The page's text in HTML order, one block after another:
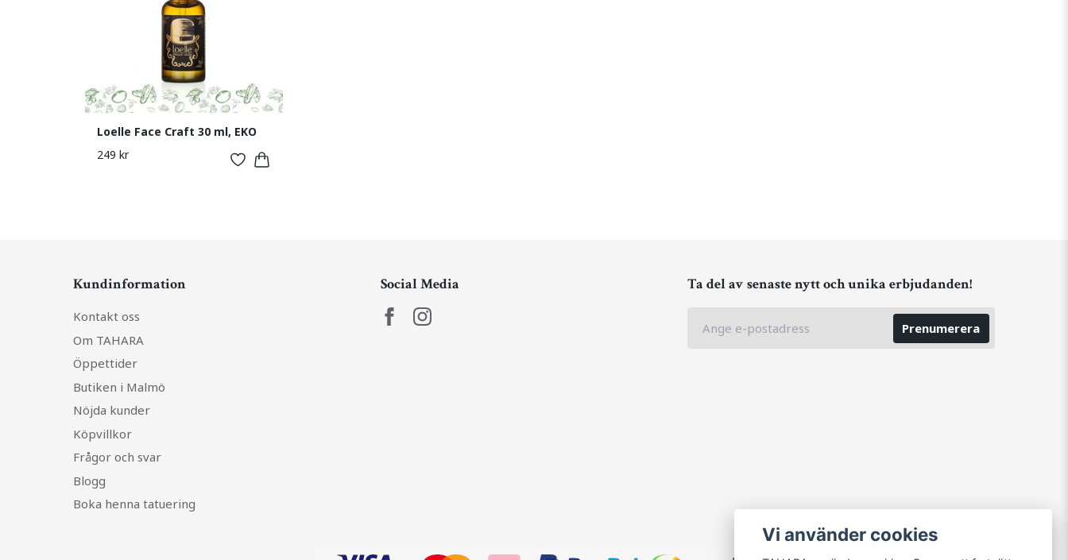
Loelle Face Craft 30 ml, EKO
249 kr
Kundinformation
Kontakt oss
Om TAHARA
Öppettider
Butiken i Malmö
Nöjda kunder
Köpvillkor
Frågor och svar
Blogg
Boka henna tatuering
Social Media Ta del av senaste nytt och unika erbjudanden!
Prenumerera
Vi använder cookies